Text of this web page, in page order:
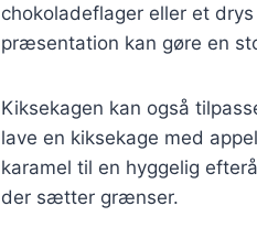
chokoladeflager eller et
præsentation kan gøre en
Kiksekagen kan også
lave en kiksekage med
karamel til en hyggelig
der sætter grænser.